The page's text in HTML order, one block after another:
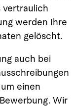
vertraulich
werden Ihre
gelöscht.
auch bei
einen
Wir